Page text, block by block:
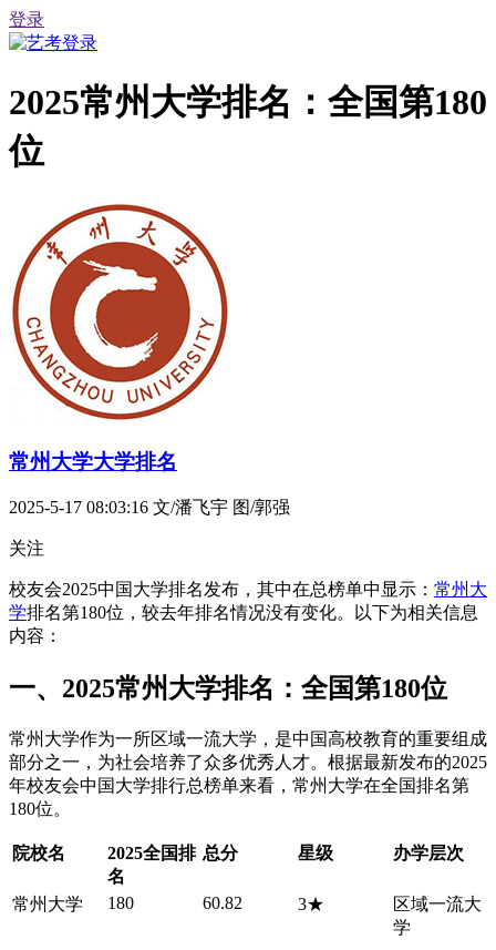
登录
2025常州大学排名：全国第180
位
常州大学大学排名
2025-5-17 08:03:16 文/潘飞宇 图/郭强
关注
校友会2025中国大学排名发布，其中在总榜单中显示： 常州大
学排名第180位，较去年排名情况没有变化。以下为相关信息
内容：
一、2025常州大学排名：全国第180位
常州大学作为一所区域一流大学，是中国高校教育的重要组成
部分之一，为社会培养了众多优秀人才。根据最新发布的2025
年校友会中国大学排行总榜单来看，常州大学在全国排名第
180位。
院校名
2025全国排
名
总分 星级 办学层次
常州大学 180 60.82 3★
区域一流大
学